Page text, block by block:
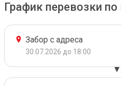
График перевозки
Забор с адреса
30.07.2026 до 18:00